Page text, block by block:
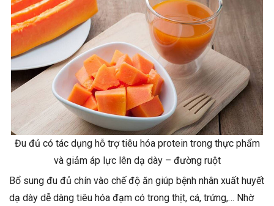
Đu đủ có tác dụng hỗ trợ tiêu hóa protein trong thực phẩm
và giảm áp lực lên dạ dày – đường ruột
Bổ sung đu đủ chín vào chế độ ăn giúp bệnh nhân xuất huyết
dạ dày dễ dàng tiêu hóa đạm có trong thịt, cá, trứng,… Nhờ